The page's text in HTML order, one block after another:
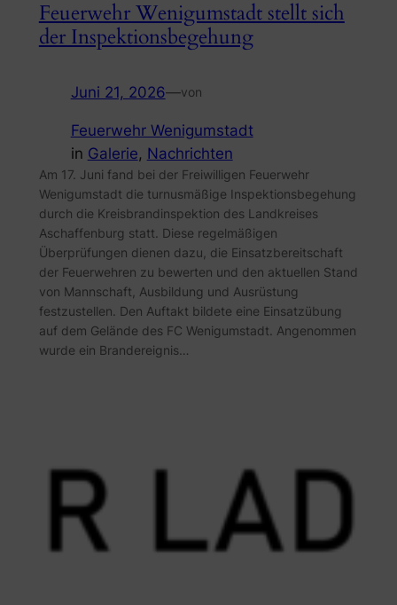
Feuerwehr Wenigumstadt stellt sich
der Inspektionsbegehung
Juni 21, 2026—von
Feuerwehr Wenigumstadt
in Galerie, Nachrichten
Am 17. Juni fand bei der Freiwilligen Feuerwehr
Wenigumstadt die turnusmäßige Inspektionsbegehung
durch die Kreisbrandinspektion des Landkreises
Aschaffenburg statt. Diese regelmäßigen
Überprüfungen dienen dazu, die Einsatzbereitschaft
der Feuerwehren zu bewerten und den aktuellen Stand
von Mannschaft, Ausbildung und Ausrüstung
festzustellen. Den Auftakt bildete eine Einsatzübung
auf dem Gelände des FC Wenigumstadt. Angenommen
wurde ein Brandereignis…